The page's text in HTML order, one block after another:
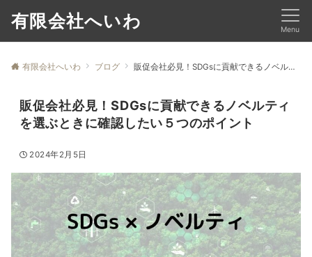
有限会社へいわ Menu
有限会社へいわ ブログ 販促会社必見！SDGsに貢献できるノベルティを選ぶときに確認したい５つのポイント
販促会社必見！SDGsに貢献できるノベルティ
を選ぶときに確認したい５つのポイント
2024年2月5日